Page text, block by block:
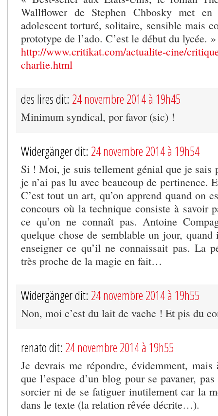
Wallflower de Stephen Chbosky met
adolescent torturé, solitaire, sensible mais
prototype de l’ado. C’est le début du lycée. »
http://www.critikat.com/actualite-cine/
charlie.html
des lires dit: 24 novembre 2014 à 19h45
Minimum syndical, por favor (sic) !
Widergänger dit: 24 novembre 2014 à 19h54
Si ! Moi, je suis tellement génial que je sais
je n’ai pas lu avec beaucoup de pertinence.
C’est tout un art, qu’on apprend quand on
concours où la technique consiste à savoir
ce qu’on ne connaît pas. Antoine
quelque chose de semblable un jour,
enseigner ce qu’il ne connaissait pas. La
très proche de la magie en fait…
Widergänger dit: 24 novembre 2014 à 19h55
Non, moi c’est du lait de vache ! Et pis du
renato dit: 24 novembre 2014 à 19h55
Je devrais me répondre, évidemment, mais
que l’espace d’un blog pour se pavaner,
sorcier ni de se fatiguer inutilement car la
dans le texte (la relation rêvée décrite…).